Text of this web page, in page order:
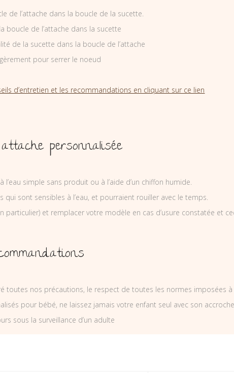
de l’attache dans la boucle de la sucette.
boucle de l’attache dans la sucette
de la sucette dans la boucle de l’attache
pour serrer le noeud
d’entretien et les recommandations en cliquant sur ce lien
personnalisée
simple sans produit ou à l’aide d’un chiffon humide.
sont sensibles à l’eau, et pourraient rouiller avec le temps.
particulier) et remplacer votre modèle en cas d’usure constatée et
toutes nos précautions, le respect de toutes les normes imposées
pour bébé, ne laissez jamais votre enfant seul avec son
sous la surveillance d’un adulte